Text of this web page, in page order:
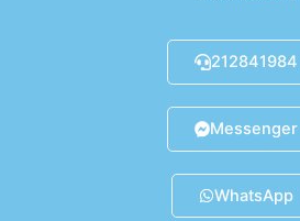
212841984
Messenger
WhatsApp